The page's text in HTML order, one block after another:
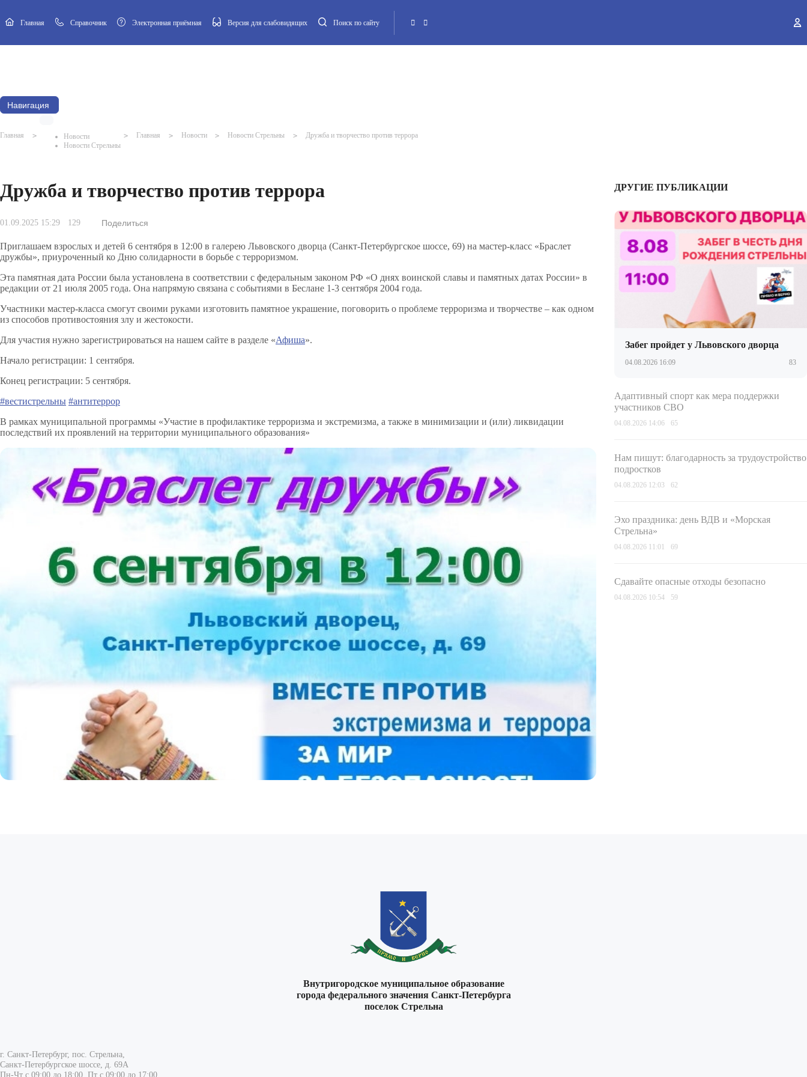
Главная Cправочник Электронная приёмная Версия для слабовидящих Поиск по сайту
Навигация
Главная >
Новости
Новости Стрельны
> Главная > Новости > Новости Стрельны > Дружба и творчество против террора
Дружба и творчество против террора
01.09.2025 15:29 129 Поделиться
Приглашаем взрослых и детей 6 сентября в 12:00 в галерею Львовского дворца (Санкт-Петербургское шоссе, 69) на мастер-класс «Браслет
дружбы», приуроченный ко Дню солидарности в борьбе с терроризмом.
Эта памятная дата России была установлена в соответствии с федеральным законом РФ «О днях воинской славы и памятных датах России» в
редакции от 21 июля 2005 года. Она напрямую связана с событиями в Беслане 1-3 сентября 2004 года.
Участники мастер-класса смогут своими руками изготовить памятное украшение, поговорить о проблеме терроризма и творчестве – как одном
из способов противостояния злу и жестокости.
Для участия нужно зарегистрироваться на нашем сайте в разделе «Афиша».
Начало регистрации: 1 сентября.
Конец регистрации: 5 сентября.
#вестистрельны #антитеррор
В рамках муниципальной программы «Участие в профилактике терроризма и экстремизма, а также в минимизации и (или) ликвидации
последствий их проявлений на территории муниципального образования»
ДРУГИЕ ПУБЛИКАЦИИ
Забег пройдет у Львовского дворца
04.08.2026 16:09 83
Адаптивный спорт как мера поддержки
участников СВО
04.08.2026 14:06 65
Нам пишут: благодарность за трудоустройство
подростков
04.08.2026 12:03 62
Эхо праздника: день ВДВ и «Морская
Стрельна»
04.08.2026 11:01 69
Сдавайте опасные отходы безопасно
04.08.2026 10:54 59
Внутригородское муниципальное образование
города федерального значения Санкт-Петербурга
поселок Стрельна
г. Санкт-Петербург, пос. Стрельна,
Санкт-Петербургское шоссе, д. 69А
Пн-Чт с 09:00 до 18:00, Пт с 09:00 до 17:00